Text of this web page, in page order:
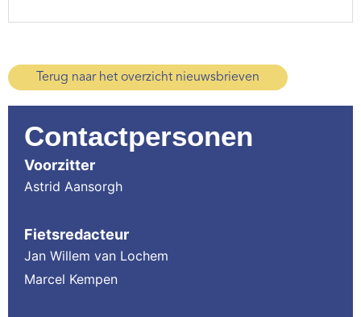
Terug naar het overzicht nieuwsbrieven
Contactpersonen
Voorzitter
Astrid Aansorgh
Fietsredacteur
Jan Willem van Lochem
Marcel Kempen